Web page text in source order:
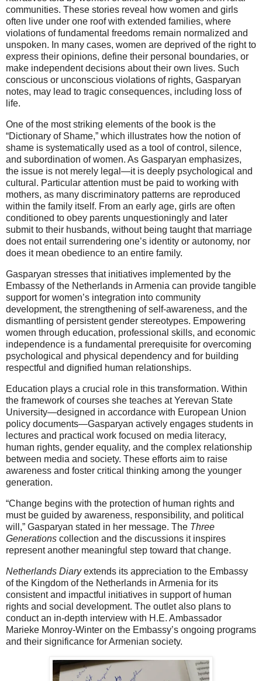
communities. These stories reveal how women and girls
often live under one roof with extended families, where
violations of fundamental freedoms remain normalized and
unspoken. In many cases, women are deprived of the right to
express their opinions, define their personal boundaries, or
make independent decisions about their own lives. Such
conscious or unconscious violations of rights, Gasparyan
notes, may lead to tragic consequences, including loss of
life.
One of the most striking elements of the book is the
“Dictionary of Shame,” which illustrates how the notion of
shame is systematically used as a tool of control, silence,
and subordination of women. As Gasparyan emphasizes,
the issue is not merely legal—it is deeply psychological and
cultural. Particular attention must be paid to working with
mothers, as many discriminatory patterns are reproduced
within the family itself. From an early age, girls are often
conditioned to obey parents unquestioningly and later
submit to their husbands, without being taught that marriage
does not entail surrendering one’s identity or autonomy, nor
does it mean obedience to an entire family.
Gasparyan stresses that initiatives implemented by the
Embassy of the Netherlands in Armenia can provide tangible
support for women’s integration into community
development, the strengthening of self-awareness, and the
dismantling of persistent gender stereotypes. Empowering
women through education, professional skills, and economic
independence is a fundamental prerequisite for overcoming
psychological and physical dependency and for building
respectful and dignified human relationships.
Education plays a crucial role in this transformation. Within
the framework of courses she teaches at Yerevan State
University—designed in accordance with European Union
policy documents—Gasparyan actively engages students in
lectures and practical work focused on media literacy,
human rights, gender equality, and the complex relationship
between media and society. These efforts aim to raise
awareness and foster critical thinking among the younger
generation.
“Change begins with the protection of human rights and
must be guided by awareness, responsibility, and political
will,” Gasparyan stated in her message. The Three
Generations collection and the discussions it inspires
represent another meaningful step toward that change.
Netherlands Diaryextends its appreciation to the Embassy
of the Kingdom of the Netherlands in Armenia for its
consistent and impactful initiatives in support of human
rights and social development. The outlet also plans to
conduct an in-depth interview with H.E. Ambassador
Marieke Monroy-Winter on the Embassy’s ongoing programs
and their significance for Armenian society.